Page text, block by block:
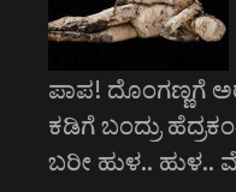
ಪಾಪ! ದೊಂಗಣ್ಣಗೆ
ಕಡಿಗೆ ಬಂದ್ರು
ಬರೀ ಹುಳ.. ಹುಳ..